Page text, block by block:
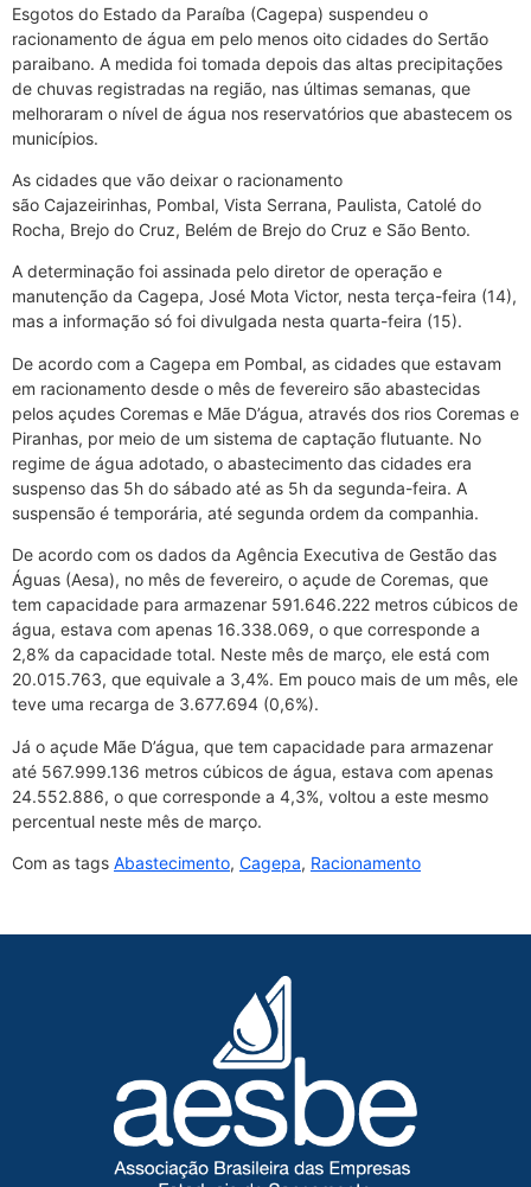
Esgotos do Estado da Paraíba (Cagepa) suspendeu o
racionamento de água em pelo menos oito cidades do Sertão
paraibano. A medida foi tomada depois das altas precipitações
de chuvas registradas na região, nas últimas semanas, que
melhoraram o nível de água nos reservatórios que abastecem os
municípios.
As cidades que vão deixar o racionamento
são Cajazeirinhas, Pombal, Vista Serrana, Paulista, Catolé do
Rocha, Brejo do Cruz, Belém de Brejo do Cruz e São Bento.
A determinação foi assinada pelo diretor de operação e
manutenção da Cagepa, José Mota Victor, nesta terça-feira (14),
mas a informação só foi divulgada nesta quarta-feira (15).
De acordo com a Cagepa em Pombal, as cidades que estavam
em racionamento desde o mês de fevereiro são abastecidas
pelos açudes Coremas e Mãe D’água, através dos rios Coremas e
Piranhas, por meio de um sistema de captação flutuante. No
regime de água adotado, o abastecimento das cidades era
suspenso das 5h do sábado até as 5h da segunda-feira. A
suspensão é temporária, até segunda ordem da companhia.
De acordo com os dados da Agência Executiva de Gestão das
Águas (Aesa), no mês de fevereiro, o açude de Coremas, que
tem capacidade para armazenar 591.646.222 metros cúbicos de
água, estava com apenas 16.338.069, o que corresponde a
2,8% da capacidade total. Neste mês de março, ele está com
20.015.763, que equivale a 3,4%. Em pouco mais de um mês, ele
teve uma recarga de 3.677.694 (0,6%).
Já o açude Mãe D’água, que tem capacidade para armazenar
até 567.999.136 metros cúbicos de água, estava com apenas
24.552.886, o que corresponde a 4,3%, voltou a este mesmo
percentual neste mês de março.
Com as tags Abastecimento, Cagepa, Racionamento